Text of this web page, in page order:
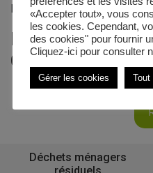
Force
Le calendrier de
Caumont la
Déchets ménagers
«Accepter tout», vous
les cookies. Cependant,
des cookies" pour fournir
Cliquez-ici pour consulter
Gérer les cookies Tout